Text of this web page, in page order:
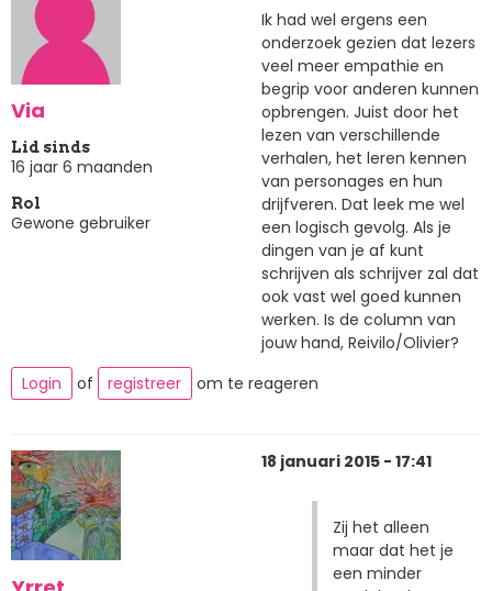
Via
Lid sinds
16 jaar 6 maanden
Rol
Gewone gebruiker
Ik had wel ergens een
onderzoek gezien dat lezers
veel meer empathie en
begrip voor anderen kunnen
opbrengen. Juist door het
lezen van verschillende
verhalen, het leren kennen
van personages en hun
drijfveren. Dat leek me wel
een logisch gevolg. Als je
dingen van je af kunt
schrijven als schrijver zal dat
ook vast wel goed kunnen
werken. Is de column van
jouw hand, Reivilo/Olivier?
Login
of registreer om te reageren
18 januari 2015 - 17:41
Zij het alleen
maar dat het je
een minder